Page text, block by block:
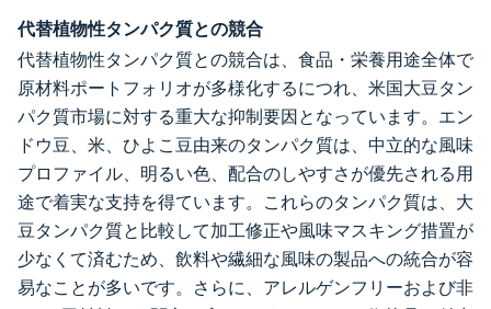
代替植物性タンパク質との競合
代替植物性タンパク質との競合は、食品・栄養用途全体で
原材料ポートフォリオが多様化するにつれ、米国大豆タン
パク質市場に対する重大な抑制要因となっています。エン
ドウ豆、米、ひよこ豆由来のタンパク質は、中立的な風味
プロファイル、明るい色、配合のしやすさが優先される用
途で着実な支持を得ています。これらのタンパク質は、大
豆タンパク質と比較して加工修正や風味マスキング措置が
少なくて済むため、飲料や繊細な風味の製品への統合が容
易なことが多いです。さらに、アレルゲンフリーおよび非